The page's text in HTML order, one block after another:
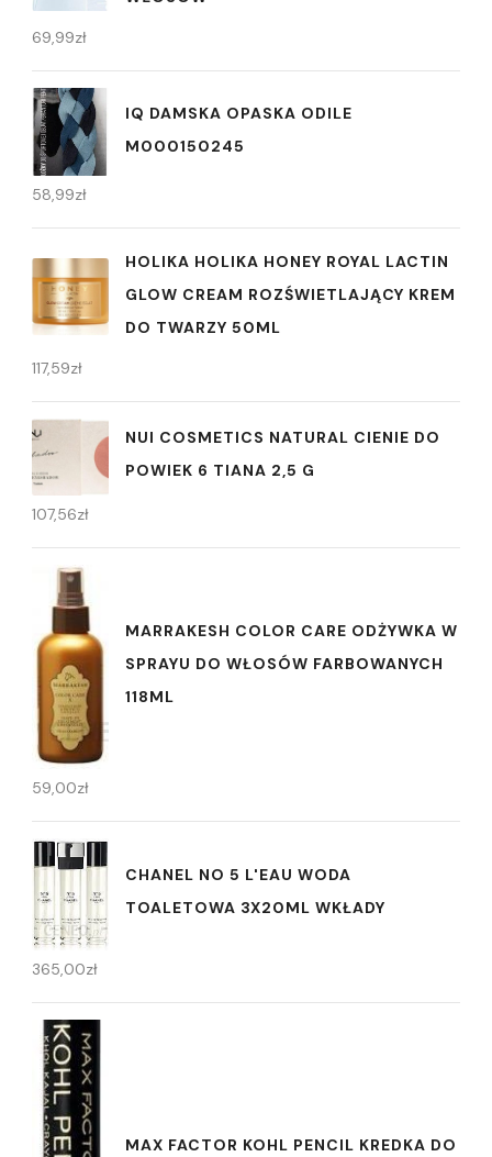
69,99zł
IQ DAMSKA OPASKA ODILE
M000150245
58,99zł
HOLIKA HOLIKA HONEY ROYAL LACTIN
GLOW CREAM ROZŚWIETLAJĄCY KREM
DO TWARZY 50ML
117,59zł
NUI COSMETICS NATURAL CIENIE DO
POWIEK 6 TIANA 2,5 G
107,56zł
MARRAKESH COLOR CARE ODŻYWKA W
SPRAYU DO WŁOSÓW FARBOWANYCH
118ML
59,00zł
CHANEL NO 5 L'EAU WODA
TOALETOWA 3X20ML WKŁADY
365,00zł
MAX FACTOR KOHL PENCIL KREDKA DO